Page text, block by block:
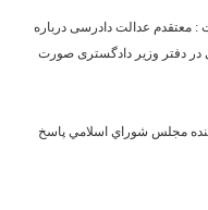
: معتقدم عدالت دادرسی درباره
در دفتر وزیر دادگستری صورت
مجلس شوراي اسلامي پاسخ